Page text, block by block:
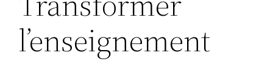
l’enseignement